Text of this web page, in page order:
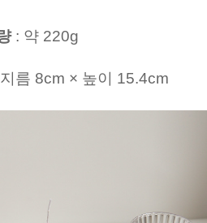
: 약 220g
름 8cm × 높이 15.4cm